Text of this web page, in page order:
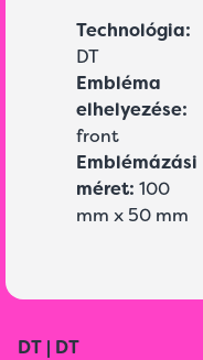
Technológia:
DT
Embléma
elhelyezése:
front
Emblémázási
méret: 100
mm x 50 mm
DT | DT